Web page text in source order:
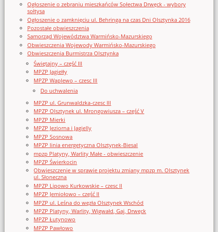
Ogłoszenie o zebraniu mieszkańców Sołectwa Drwęck - wybory
sołtysa
Ogłoszenie o zamknięciu ul. Behringa na czas Dni Olsztynka 2016
Pozostałe obwieszczenia
Samorząd Województwa Warmińsko-Mazurskiego
Obwieszczenia Wojewody Warmińsko-Mazurskiego
Obwieszczenia Burmistrza Olsztynka
Świętajny – część III
MPZP Jagiełły
MPZP Waplewo – czesc III
Do uchwalenia
MPZP ul. Grunwaldzka-czesc III
MPZP Olsztynek ul. Mrongowiusza – część V
MPZP Mierki
MPZP Jeziorna i Jagielly
MPZP Sosnowa
MPZP linia energetyczna Olsztynek-Biesal
mpzp Platyny, Warlity Małe - obwieszczenie
MPZP Świerkocin
Obwieszczenie w sprawie projektu zmiany mpzp m. Olsztynek
ul. Słoneczna
MPZP Lipowo Kurkowskie – czesc II
MPZP Jemiołowo – część II
MPZP ul. Leśna do węzła Olsztynek Wschód
MPZP Platyny, Warlity, Wigwałd, Gaj, Drwęck
MPZP Łutynowo
MPZP Pawłowo